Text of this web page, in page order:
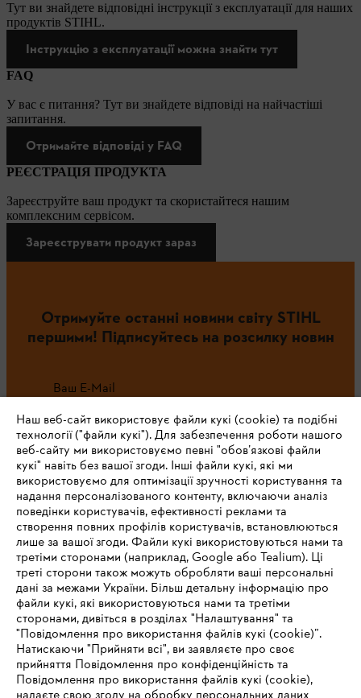
Тут ви знайдете відповідні інструкції з експлуатації для наших
продуктів STIHL.
Інструкцію з експлуатації можна знайти тут
FAQ
У вас є питання? Тут ви знайдете відповіді на найчастіші
запитання.
Отримайте відповіді у FAQ
РЕЄСТРАЦІЯ ПРОДУКТА
Зареєструйте ваш продукт та скористайтеся нашим
комплексним сервісом.
Зареєструвати продукт зараз
Отримуйте останні новини світу STIHL
першими! Підписуйтесь на розсилку новин
Ваш E-Mail
Зареєструватись зараз
#STIHL
Про компанію STIHL
Наш веб-сайт використовує файли кукі (cookie) та подібні
технології ("файли кукі"). Для забезпечення роботи нашого
веб-сайту ми використовуємо певні "обов’язкові файли
кукі" навіть без вашої згоди. Інші файли кукі, які ми
використовуємо для оптимізації зручності користування та
надання персоналізованого контенту, включаючи аналіз
поведінки користувачів, ефективності реклами та
створення повних профілів користувачів, встановлюються
лише за вашої згоди. Файли кукі використовуються нами та
третіми сторонами (наприклад, Google або Tealium). Ці
треті сторони також можуть обробляти ваші персональні
дані за межами України. Більш детальну інформацію про
файли кукі, які використовуються нами та третіми
сторонами, дивіться в розділах "Налаштування" та
"Повідомлення про використання файлів кукі (cookie)”.
Натискаючи "Прийняти всі", ви заявляєте про своє
прийняття Повідомлення про конфіденційність та
Повідомлення про використання файлів кукі (cookie),